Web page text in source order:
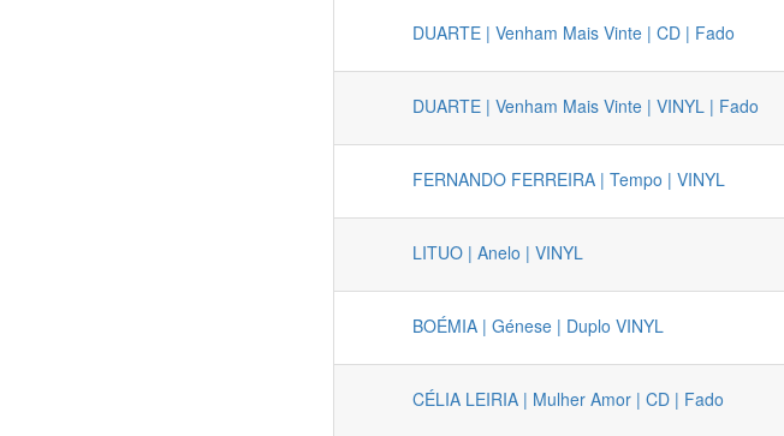
DUARTE | Venham Mais Vinte | CD | Fado
DUARTE | Venham Mais Vinte | VINYL | Fado
FERNANDO FERREIRA | Tempo | VINYL
LITUO | Anelo | VINYL
BOÉMIA | Génese | Duplo VINYL
CÉLIA LEIRIA | Mulher Amor | CD | Fado